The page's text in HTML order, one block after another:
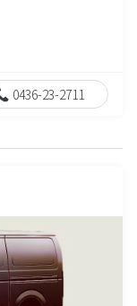
0436-23-2711